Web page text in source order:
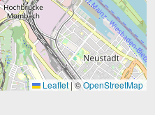
Leaflet|©OpenStreetMap